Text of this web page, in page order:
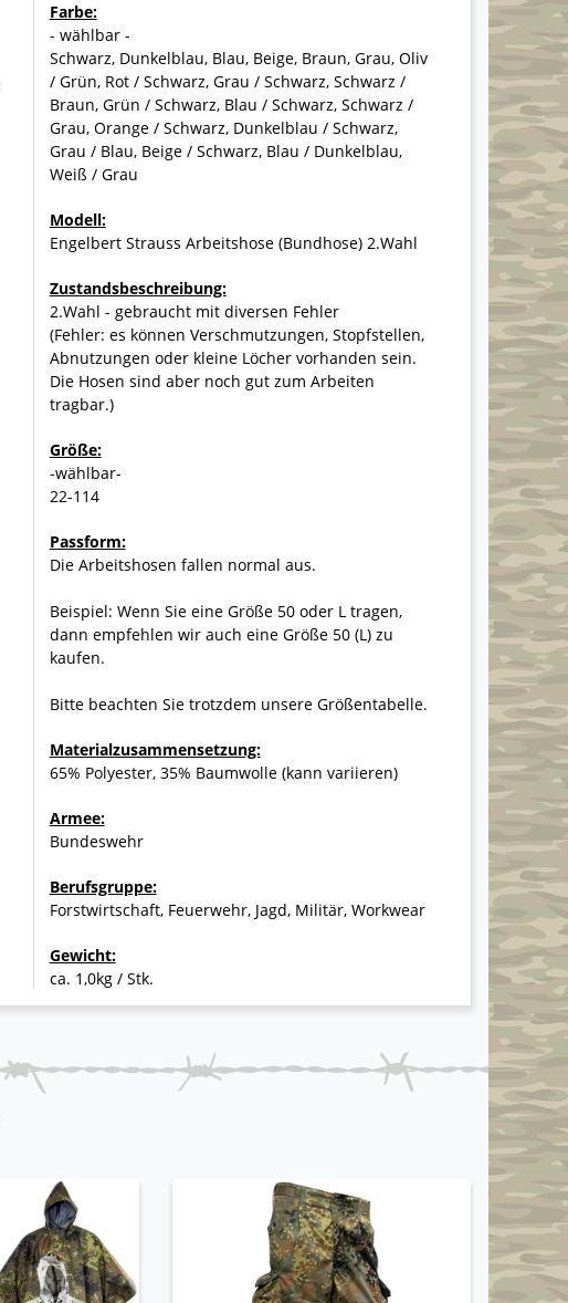
Farbe:
- wählbar -
Schwarz, Dunkelblau, Blau, Beige, Braun, Grau, Oliv
/ Grün, Rot / Schwarz, Grau / Schwarz, Schwarz /
Braun, Grün / Schwarz, Blau / Schwarz, Schwarz /
Grau, Orange / Schwarz, Dunkelblau / Schwarz,
Grau / Blau, Beige / Schwarz, Blau / Dunkelblau,
Weiß / Grau
Modell:
Engelbert Strauss Arbeitshose (Bundhose) 2.Wahl
Zustandsbeschreibung:
2.Wahl - gebraucht mit diversen Fehler
(Fehler: es können Verschmutzungen, Stopfstellen,
Abnutzungen oder kleine Löcher vorhanden sein.
Die Hosen sind aber noch gut zum Arbeiten
tragbar.)
Größe:
-wählbar-
22-114
Passform:
Die Arbeitshosen fallen normal aus.
Beispiel: Wenn Sie eine Größe 50 oder L tragen,
dann empfehlen wir auch eine Größe 50 (L) zu
kaufen.
Bitte beachten Sie trotzdem unsere Größentabelle.
Materialzusammensetzung:
65% Polyester, 35% Baumwolle (kann variieren)
Armee:
Bundeswehr
Berufsgruppe:
Forstwirtschaft, Feuerwehr, Jagd, Militär, Workwear
Gewicht:
ca. 1,0kg / Stk.